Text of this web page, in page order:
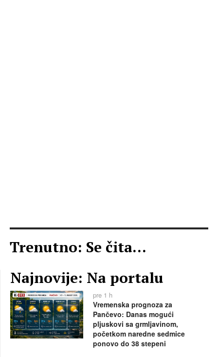
Trenutno: Se čita...
Najnovije: Na portalu
pre 1 h
Vremenska prognoza za
Pančevo: Danas mogući
pljuskovi sa grmljavinom,
početkom naredne sedmice
ponovo do 38 stepeni